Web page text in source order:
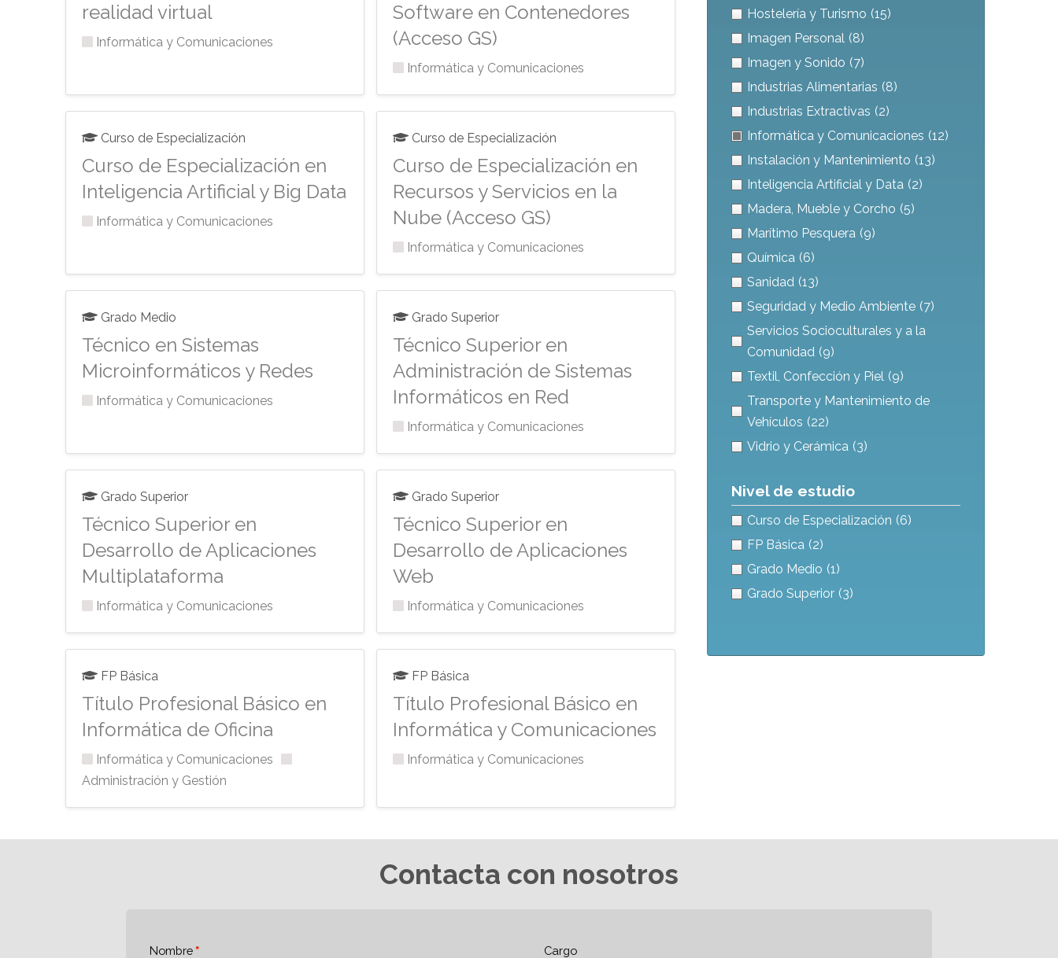
realidad virtual
Informática y Comunicaciones
Software en Contenedores
(Acceso GS)
Informática y Comunicaciones
Curso de Especialización
Curso de Especialización en
Inteligencia Artificial y Big Data
Informática y Comunicaciones
Curso de Especialización
Curso de Especialización en
Recursos y Servicios en la
Nube (Acceso GS)
Informática y Comunicaciones
Grado Medio
Técnico en Sistemas
Microinformáticos y Redes
Informática y Comunicaciones
Grado Superior
Técnico Superior en
Administración de Sistemas
Informáticos en Red
Informática y Comunicaciones
Grado Superior
Técnico Superior en
Desarrollo de Aplicaciones
Multiplataforma
Informática y Comunicaciones
Grado Superior
Técnico Superior en
Desarrollo de Aplicaciones
Web
Informática y Comunicaciones
FP Básica
Título Profesional Básico en
Informática de Oficina
Informática y Comunicaciones
Administración y Gestión
FP Básica
Título Profesional Básico en
Informática y Comunicaciones
Informática y Comunicaciones
Hostelería y Turismo (15)
Imagen Personal (8)
Imagen y Sonido (7)
Industrias Alimentarias (8)
Industrias Extractivas (2)
Informática y Comunicaciones (12)
Instalación y Mantenimiento (13)
Inteligencia Artificial y Data (2)
Madera, Mueble y Corcho (5)
Marítimo Pesquera (9)
Química (6)
Sanidad (13)
Seguridad y Medio Ambiente (7)
Servicios Socioculturales y a la
Comunidad (9)
Textil, Confección y Piel (9)
Transporte y Mantenimiento de
Vehículos (22)
Vidrio y Cerámica (3)
Nivel de estudio
Curso de Especialización (6)
FP Básica (2)
Grado Medio (1)
Grado Superior (3)
Contacta con nosotros
Nombre Cargo